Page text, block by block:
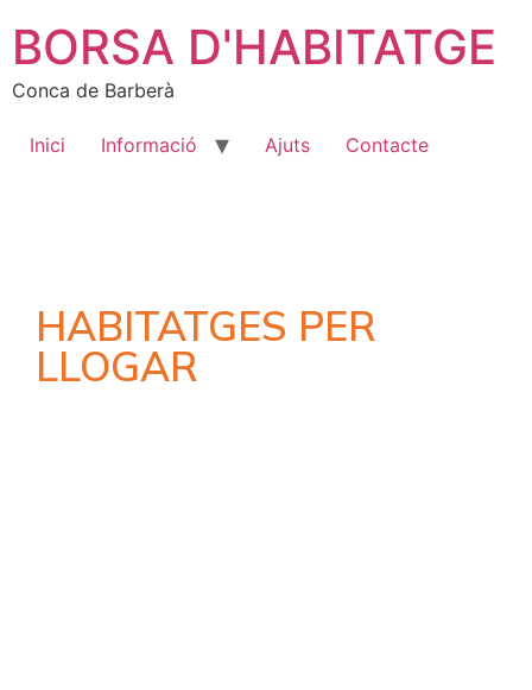
BORSA D'HABITATGE
Conca de Barberà
Inici Informació Ajuts Contacte
HABITATGES PER
LLOGAR